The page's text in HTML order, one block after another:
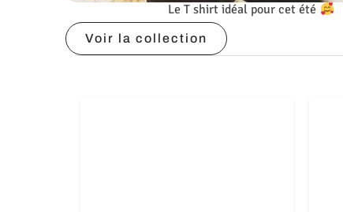
Le T shirt idéal pour cet été
Voir la collection